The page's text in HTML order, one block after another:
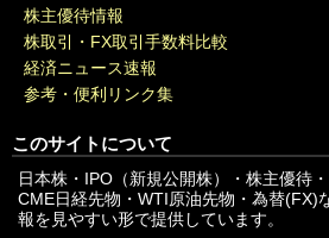
株主優待情報
株取引・FX取引手数料比較
経済ニュース速報
参考・便利リンク集
このサイトについて
日本株・IPO（新規公開株）・株主優待
CME日経先物・WTI原油先物・為替(FX)
報を見やすい形で提供しています。